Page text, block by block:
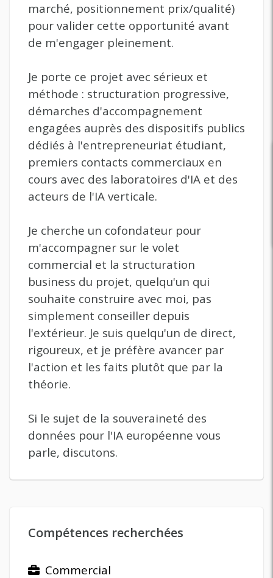
marché, positionnement prix/qualité)
pour valider cette opportunité avant
de m'engager pleinement.
Je porte ce projet avec sérieux et
méthode : structuration progressive,
démarches d'accompagnement
engagées auprès des dispositifs publics
dédiés à l'entrepreneuriat étudiant,
premiers contacts commerciaux en
cours avec des laboratoires d'IA et des
acteurs de l'IA verticale.
Je cherche un cofondateur pour
m'accompagner sur le volet
commercial et la structuration
business du projet, quelqu'un qui
souhaite construire avec moi, pas
simplement conseiller depuis
l'extérieur. Je suis quelqu'un de direct,
rigoureux, et je préfère avancer par
l'action et les faits plutôt que par la
théorie.
Si le sujet de la souveraineté des
données pour l'IA européenne vous
parle, discutons.
Compétences recherchées
Commercial